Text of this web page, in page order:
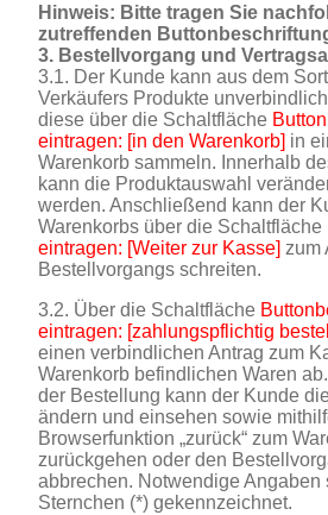
Hinweis: Bitte tragen Sie
zutreffenden
3. Bestellvorgang und
3.1. Der Kunde kann aus dem
Verkäufers Produkte
diese über die Schaltfläche
eintragen: [in den Warenkorb] in
Warenkorb sammeln. Innerhalb
kann die Produktauswahl
werden. Anschließend kann der
Warenkorbs über die Schaltfläche
eintragen: [Weiter zur Kasse] zum
Bestellvorgangs schreiten.
3.2. Über die Schaltfläche
eintragen: [zahlungspflichtig
einen verbindlichen Antrag zum
Warenkorb befindlichen Waren
der Bestellung kann der Kunde
ändern und einsehen sowie
Browserfunktion „zurück“ zum
zurückgehen oder den
abbrechen. Notwendige Angaben
Sternchen (*) gekennzeichnet.